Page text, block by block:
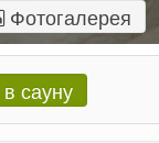
Фотогалерея
сауну